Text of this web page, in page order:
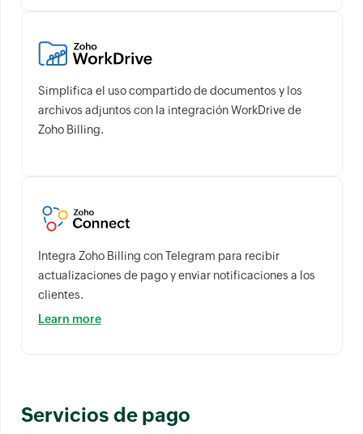
Simplifica el uso compartido de documentos y los
archivos adjuntos con la integración WorkDrive de
Zoho Billing.
Integra Zoho Billing con Telegram para recibir
actualizaciones de pago y enviar notificaciones a los
clientes.
Learn more
Servicios de pago